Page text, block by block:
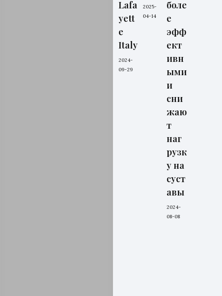
Lafa
yett
e
Italy
2024-
09-29
2025-
04-14
боле
е
эфф
ект
ивн
ыми
и
сни
жаю
т
наг
рузк
у на
суст
авы
2024-
08-08